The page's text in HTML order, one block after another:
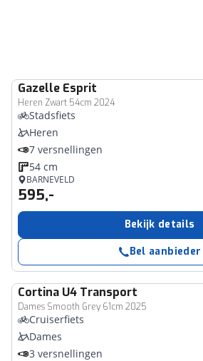
Gazelle Esprit
Heren Zwart 54cm 2024
Stadsfiets
Heren
7 versnellingen
54 cm
BARNEVELD
595,-
Bekijk details
Bel aanbieder
Cortina U4 Transport
Dames Smooth Grey 61cm 2025
Cruiserfiets
Dames
3 versnellingen